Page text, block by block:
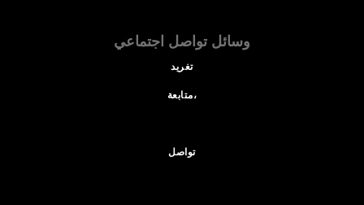
وسائل تواصل اجتماعي
تغريد
متابعة،
تواصل